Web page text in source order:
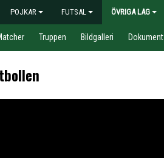
POJKAR FUTSAL ÖVRIGA LAG
Truppen Bildgalleri Dokument